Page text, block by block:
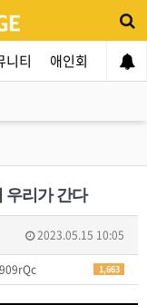
니티 애인회 신입
우리가 간다
2023.05.15 10:05
1,663